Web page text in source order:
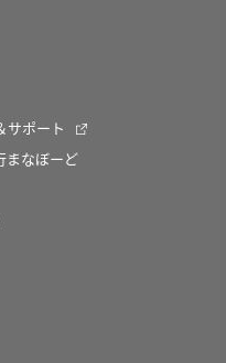
サポート
まなぼーど